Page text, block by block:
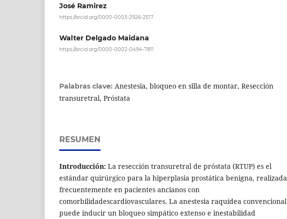
José Ramirez
https://orcid.org/0000-0003-2926-2517
Walter Delgado Maidana
https://orcid.org/0000-0002-0494-7811
Palabras clave: Anestesia, bloqueo en silla de montar, Resección
transuretral, Próstata
RESUMEN
Introducción: La resección transuretral de próstata (RTUP) es el
estándar quirúrgico para la hiperplasia prostática benigna, realizada
frecuentemente en pacientes ancianos con
comorbilidadescardiovasculares. La anestesia raquídea convencional
puede inducir un bloqueo simpático extenso e inestabilidad